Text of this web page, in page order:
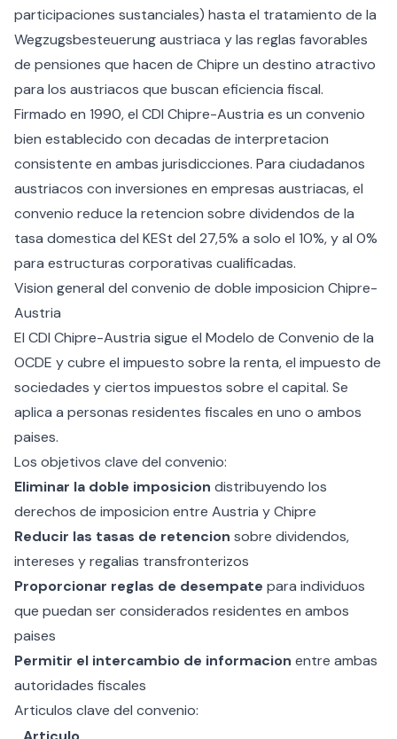
participaciones sustanciales) hasta el tratamiento de la
Wegzugsbesteuerung austriaca y las reglas favorables
de pensiones que hacen de Chipre un destino atractivo
para los austriacos que buscan eficiencia fiscal.
Firmado en 1990, el CDI Chipre-Austria es un convenio
bien establecido con decadas de interpretacion
consistente en ambas jurisdicciones. Para ciudadanos
austriacos con inversiones en empresas austriacas, el
convenio reduce la retencion sobre dividendos de la
tasa domestica del KESt del 27,5% a solo el 10%, y al 0%
para estructuras corporativas cualificadas.
Vision general del convenio de doble imposicion Chipre-
Austria
El CDI Chipre-Austria sigue el Modelo de Convenio de la
OCDE y cubre el impuesto sobre la renta, el impuesto de
sociedades y ciertos impuestos sobre el capital. Se
aplica a personas residentes fiscales en uno o ambos
paises.
Los objetivos clave del convenio:
Eliminar la doble imposicion distribuyendo los
derechos de imposicion entre Austria y Chipre
Reducir las tasas de retencion sobre dividendos,
intereses y regalias transfronterizos
Proporcionar reglas de desempate para individuos
que puedan ser considerados residentes en ambos
paises
Permitir el intercambio de informacion entre ambas
autoridades fiscales
Articulos clave del convenio: